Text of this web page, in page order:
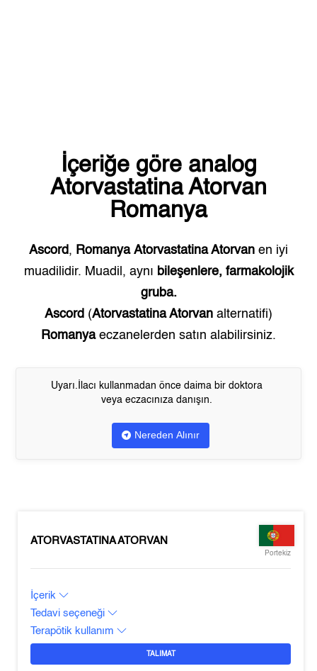
İçeriğe göre analog
Atorvastatina Atorvan
Romanya
Ascord, Romanya Atorvastatina Atorvan en iyi
muadilidir. Muadil, aynı bileşenlere, farmakolojik
gruba.
Ascord (Atorvastatina Atorvan alternatifi)
Romanyaeczanelerden satın alabilirsiniz.
Uyarı.İlacı kullanmadan önce daima bir doktora
veya eczacınıza danışın.
Nereden Alınır
ATORVASTATINA ATORVAN
Portekiz
İçerik
Tedavi seçeneği
Terapötik kullanım
TALIMAT